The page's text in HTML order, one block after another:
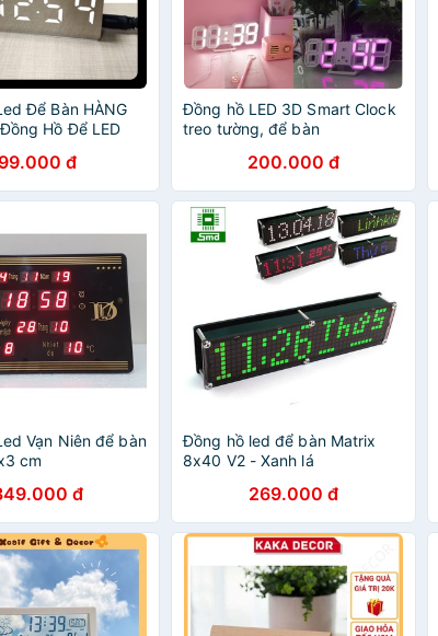
Để Bàn HÀNG
Hồ Để LED
99.000 đ
Đồng hồ LED 3D Smart Clock
treo tường, để bàn
200.000 đ
Vạn Niên để bàn
cm
đ
Đồng hồ led để bàn Matrix
8x40 V2 - Xanh lá
269.000 đ